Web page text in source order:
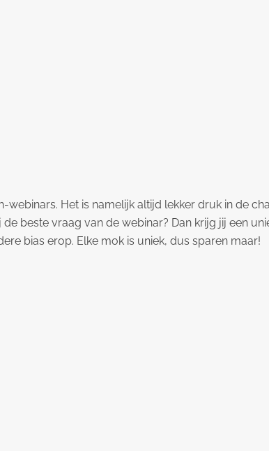
Het is namelijk altijd lekker druk in de
beste vraag van de webinar? Dan krijg jij een
bias erop. Elke mok is uniek, dus sparen maar!